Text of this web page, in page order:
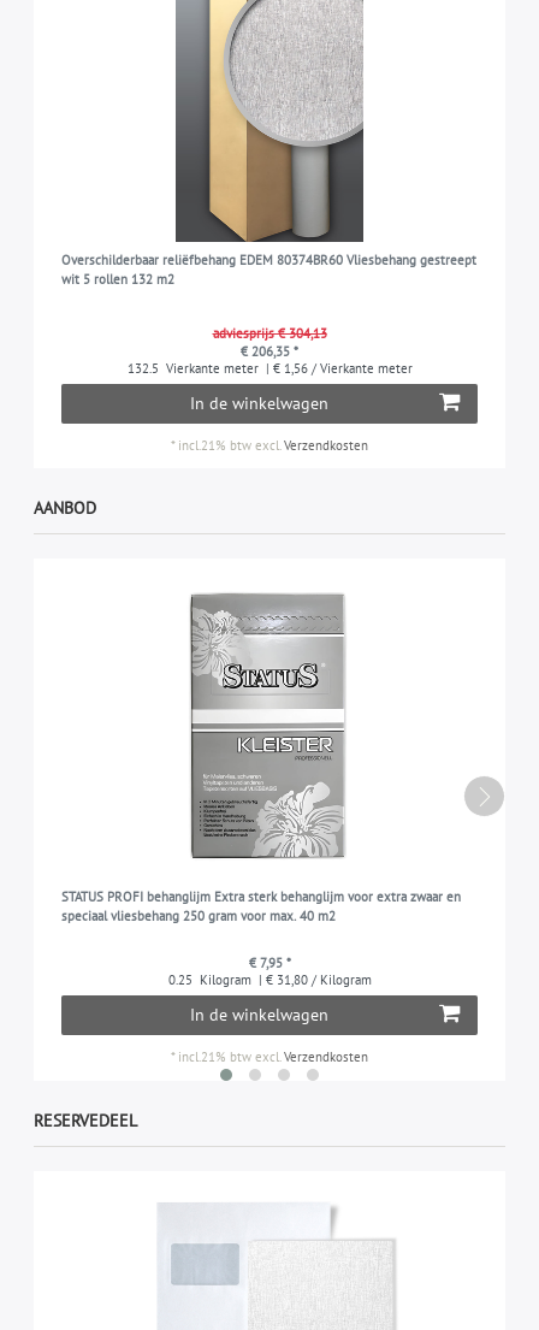
Overschilderbaar reliëfbehang EDEM 80374BR60 Vliesbehang gestreept
wit 5 rollen 132 m2
adviesprijs € 304,13
€ 206,35 *
132.5 Vierkante meter | € 1,56 / Vierkante meter
In de winkelwagen
* incl.21% btw excl. Verzendkosten
AANBOD
STATUS PROFI behanglijm Extra sterk behanglijm voor extra zwaar en
speciaal vliesbehang 250 gram voor max. 40 m2
€ 7,95 *
0.25 Kilogram | € 31,80 / Kilogram
In de winkelwagen
* incl.21% btw excl.Verzendkosten
RESERVEDEEL